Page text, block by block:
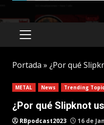
PRIMARY
MENU
Portada » ¿Por qué
METAL News Trending Topic
¿Por qué Slipknot
RBpodcast2023 16 de